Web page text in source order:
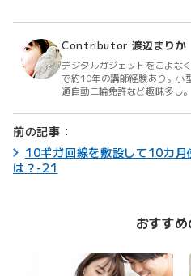
Contributor 渡辺まりか
デジタルガジェットをこよな
で約10年の講師経験あり。小
通自動二輪免許など趣味多し。
前の記事：
10ギガ回線を敷設して10カ月
は？-21
おすす